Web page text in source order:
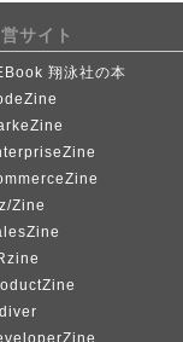
サイト
翔泳社の本
Zine